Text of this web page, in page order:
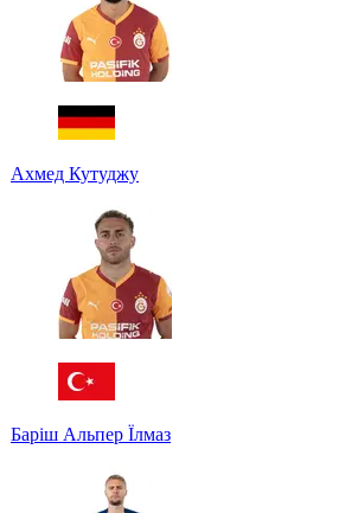
Ахмед Кутуджу
Баріш Альпер Їлмаз